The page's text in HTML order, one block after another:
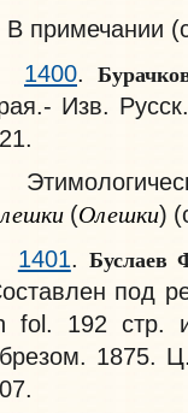
В примечании
1400.
Изв.
(Олешки)
1401.
под
fol. 192 стр.
1875.